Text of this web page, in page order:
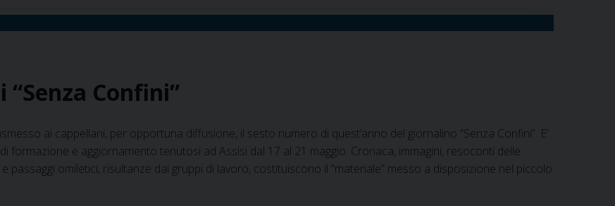
il
n.
2018
di
Confini”
Confini”
ai cappellani, per opportuna diffusione, il sesto numero di quest’anno del giornalino “Senza Confini”. E’
formazione e aggiornamento tenutosi ad Assisi dal 17 al 21 maggio. Cronaca, immagini, resoconti delle
passaggi omiletici, risultanze dai gruppi di lavoro, costituiscono il “materiale” messo a disposizione nel piccolo